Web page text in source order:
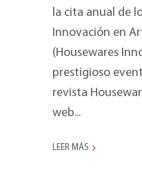
la cita anual de
Innovación en
(Housewares
prestigioso
revista
web...
LEER MÁS